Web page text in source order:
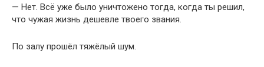
— Нет. Всё уже было уничтожено тогда, когда ты решил,
что чужая жизнь дешевле твоего звания.
По залу прошёл тяжёлый шум.